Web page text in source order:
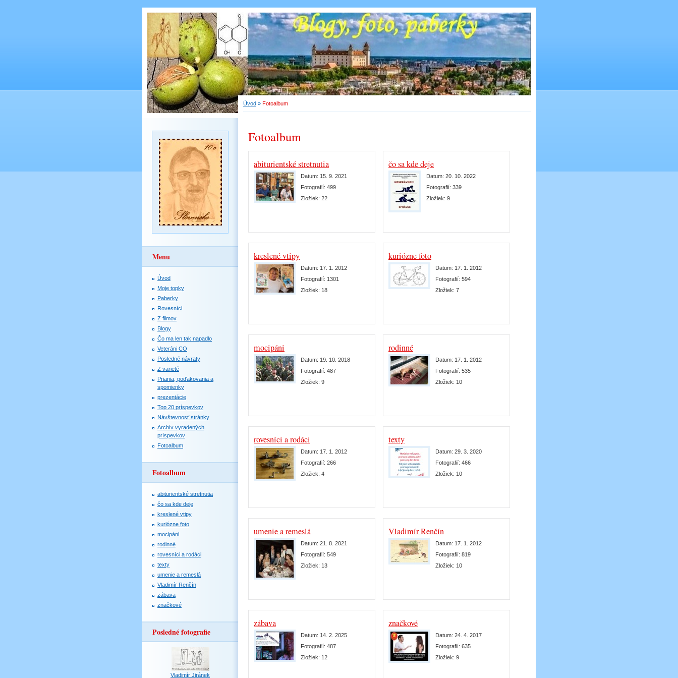
Menu
Úvod
Moje topky
Paberky
Rovesníci
Z filmov
Blogy
Čo ma len tak napadlo
Veteráni CO
Posledné návraty
Z varieté
Priania, poďakovania a
spomienky
prezentácie
Top 20 príspevkov
Návštevnosť stránky
Archív vyradených
príspevkov
Fotoalbum
Fotoalbum
abiturientské stretnutia
čo sa kde deje
kreslené vtipy
kuriózne foto
mocipáni
rodinné
rovesníci a rodáci
texty
umenie a remeslá
Vladimír Renčín
zábava
značkové
Posledné fotografie
Vladimír Jiránek
Úvod » Fotoalbum
Fotoalbum
abiturientské stretnutia
Datum: 15. 9. 2021
Fotografií: 499
Zložiek: 22
čo sa kde deje
Datum: 20. 10. 2022
Fotografií: 339
Zložiek: 9
kreslené vtipy
Datum: 17. 1. 2012
Fotografií: 1301
Zložiek: 18
kuriózne foto
Datum: 17. 1. 2012
Fotografií: 594
Zložiek: 7
mocipáni
Datum: 19. 10. 2018
Fotografií: 487
Zložiek: 9
rodinné
Datum: 17. 1. 2012
Fotografií: 535
Zložiek: 10
rovesníci a rodáci
Datum: 17. 1. 2012
Fotografií: 266
Zložiek: 4
texty
Datum: 29. 3. 2020
Fotografií: 466
Zložiek: 10
umenie a remeslá
Datum: 21. 8. 2021
Fotografií: 549
Zložiek: 13
Vladimír Renčín
Datum: 17. 1. 2012
Fotografií: 819
Zložiek: 10
zábava
Datum: 14. 2. 2025
Fotografií: 487
Zložiek: 12
značkové
Datum: 24. 4. 2017
Fotografií: 635
Zložiek: 9